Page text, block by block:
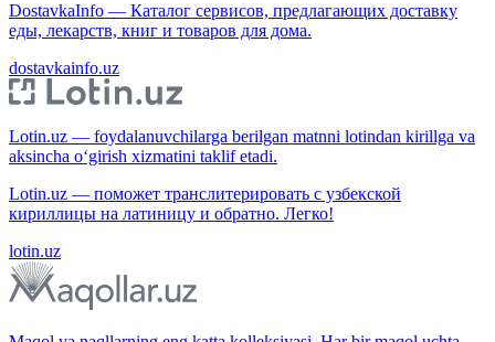
DostavkaInfo — Каталог сервисов, предлагающих доставку
еды, лекарств, книг и товаров для дома.
dostavkainfo.uz
Lotin.uz — foydalanuvchilarga berilgan matnni lotindan kirillga va
aksincha o‘girish xizmatini taklif etadi.
Lotin.uz — поможет транслитерировать с узбекской
кириллицы на латиницу и обратно. Легко!
lotin.uz